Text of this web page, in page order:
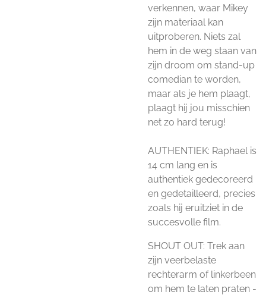
verkennen, waar Mikey
zijn materiaal kan
uitproberen. Niets zal
hem in de weg staan van
zijn droom om stand-up
comedian te worden,
maar als je hem plaagt,
plaagt hij jou misschien
net zo hard terug!
AUTHENTIEK: Raphael is
14 cm lang en is
authentiek gedecoreerd
en gedetailleerd, precies
zoals hij eruitziet in de
succesvolle film.
SHOUT OUT: Trek aan
zijn veerbelaste
rechterarm of linkerbeen
om hem te laten praten -